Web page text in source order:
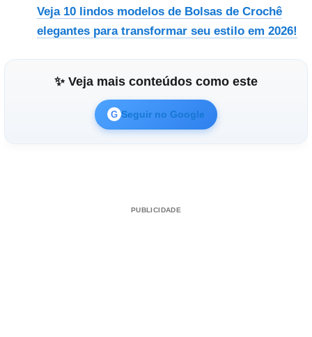
Veja 10 lindos modelos de Bolsas de Crochê
elegantes para transformar seu estilo em 2026!
✨ Veja mais conteúdos como este
G Seguir no Google
PUBLICIDADE